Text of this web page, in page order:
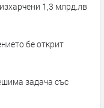
1,3 млрд.лв
бе открит
задача със